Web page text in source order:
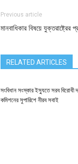
Previous article
মানবাধিকার বিষয়ে যুক্তরাষ্ট্রের
RELATED ARTICLES
সংবিধান সংস্কার ইস্যুতে সরব
কমিশনের সুপারিশে নীরব সবাই